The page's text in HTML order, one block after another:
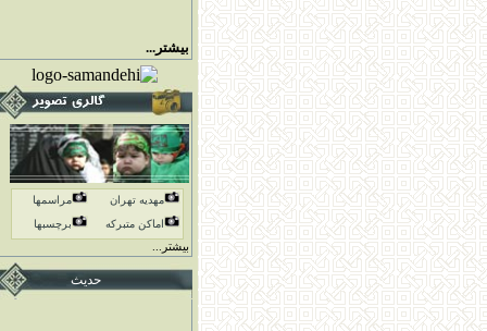
بیشتر...
مهدیه تهران
مراسمها
اماكن متبركه
برچسبها
بیشتر...
حدیث